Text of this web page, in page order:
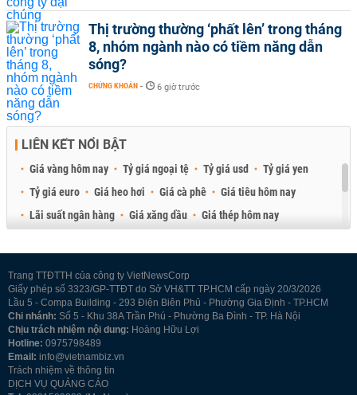
Thị trường thường ‘phất lên’ trong tháng
8, nhóm ngành nào có tiềm năng dẫn
sóng?
CHỨNG KHOÁN - 6 giờ trước
LIÊN KẾT NỔI BẬT
Giá vàng hôm nay Tỷ giá ngoại tệ Tỷ giá usd
Tỷ giá yen
Tỷ giá euro
Giá heo hơi Giá cà phê
Giá tiêu hôm nay
Lãi suất ngân hàng
Giá xăng dầu
Giá thép hôm nay
Trang TTĐTTH của công ty VietNewsCorp
Giấy phép số 3323/GP-TTĐT do Sở VH&TT TP.HCM cấp ngày 20/3/2026
Lầu 5 - Compa Building - 293 Điện Biên Phủ - Phường Gia Định - TP.HCM
Chi nhánh: Số 5 - Khu 38A Trần Phú - Phường Ba Đình - TP. Hà Nội
Chịu trách nhiệm nội dung: Hoàng Hữu Lợi
Hotline: 0975798489
Email: info@vietnambiz.vn
Trách nhiệm về thông tin
DỊCH VỤ QUẢNG CÁO